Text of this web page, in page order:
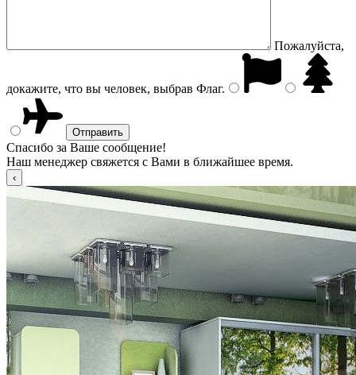
Пожалуйста,
докажите, что вы человек, выбрав Флаг.
Спасибо за Ваше сообщение!
Наш менеджер свяжется с Вами в ближайшее время.